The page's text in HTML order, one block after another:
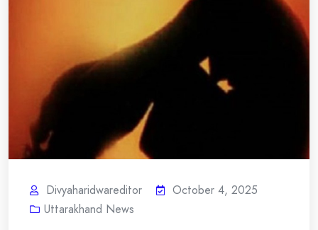
Divyaharidwareditor
October 4, 2025
Uttarakhand News